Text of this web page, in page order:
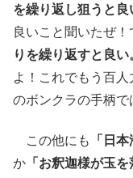
を繰り返し狙うと良
良いこと聞いたぜ
りを繰り返すと良い
よ！これでもう百
のボンクラの手柄で
この他にも 「日
か 「お釈迦様が玉